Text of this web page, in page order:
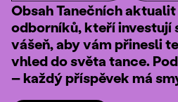
Obsah Tanečních
odborníků, kteří investují
vášeň, aby vám přinesli
vhled do světa tance.
– každý příspěvek má